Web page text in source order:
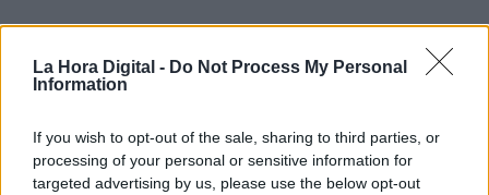
La Hora Digital - Do Not Process My Personal
Information
If you wish to opt-out of the sale, sharing to third parties, or
processing of your personal or sensitive information for
targeted advertising by us, please use the below opt-out
Sociedad
NOTICIAS RELACIONADAS